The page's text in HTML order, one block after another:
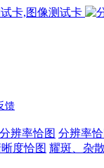
馈
辨率恰图 分辨率
度恰图 耀斑、杂